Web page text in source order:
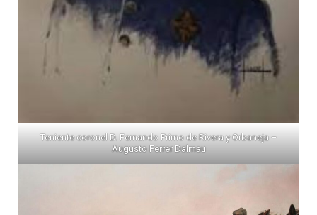
Teniente coronel D. Fernando Primo de Rivera y Orbaneja –
Augusto Ferrer Dalmau